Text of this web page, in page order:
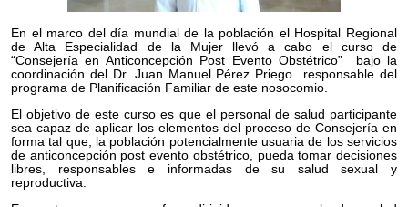
En el marco del día mundial de la población el Hospital Regional
de Alta Especialidad de la Mujer llevó a cabo el curso de
“Consejería en Anticoncepción Post Evento Obstétrico” bajo la
coordinación del Dr. Juan Manuel Pérez Priego responsable del
programa de Planificación Familiar de este nosocomio.
El objetivo de este curso es que el personal de salud participante
sea capaz de aplicar los elementos del proceso de Consejería en
forma tal que, la población potencialmente usuaria de los servicios
de anticoncepción post evento obstétrico, pueda tomar decisiones
libres, responsables e informadas de su salud sexual y
reproductiva.